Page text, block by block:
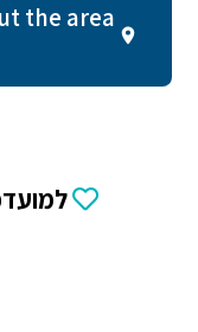
the area